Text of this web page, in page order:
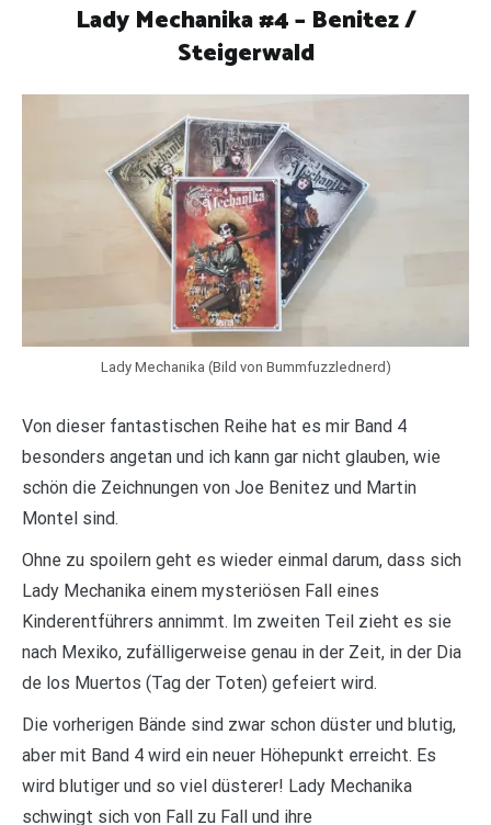
Lady Mechanika #4 – Benitez /
Steigerwald
Lady Mechanika (Bild von Bummfuzzlednerd)
Von dieser fantastischen Reihe hat es mir Band 4
besonders angetan und ich kann gar nicht glauben, wie
schön die Zeichnungen von Joe Benitez und Martin
Montel sind.
Ohne zu spoilern geht es wieder einmal darum, dass sich
Lady Mechanika einem mysteriösen Fall eines
Kinderentführers annimmt. Im zweiten Teil zieht es sie
nach Mexiko, zufälligerweise genau in der Zeit, in der Dia
de los Muertos (Tag der Toten) gefeiert wird.
Die vorherigen Bände sind zwar schon düster und blutig,
aber mit Band 4 wird ein neuer Höhepunkt erreicht. Es
wird blutiger und so viel düsterer! Lady Mechanika
schwingt sich von Fall zu Fall und ihre